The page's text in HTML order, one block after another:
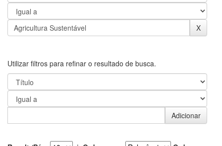
Utilizar filtros para refinar o resultado de busca.